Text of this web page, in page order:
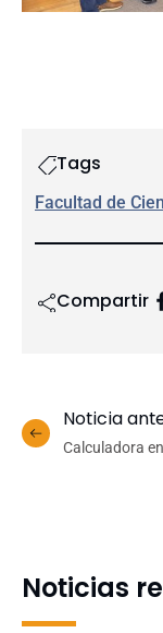
Tags
Facultad de
Compartir
Noticia
Calculadora
Noticias